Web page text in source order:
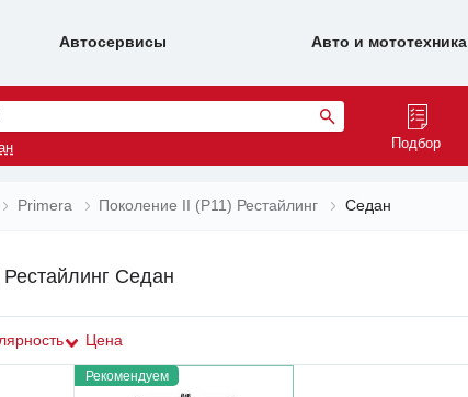
Автосервисы Авто и мототехника
Подбор
Primera Поколение II (P11) Рестайлинг Седан
Седан
Цена
Рекомендуем